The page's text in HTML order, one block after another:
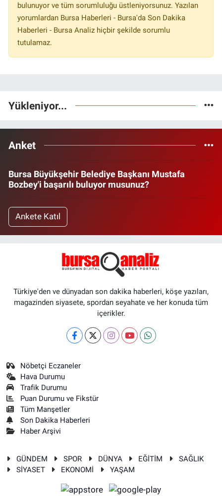
bulunuyor ve tüm sorumluluğu üstleniyorsunuz. Yazılan
yorumlardan Bursa Haberleri - Bursa'da Son Dakika
Haberleri - Bursa Analiz hiçbir şekilde sorumlu
tutulamaz.
Yükleniyor...
Anket
Bursa Büyükşehir Belediye Başkanı Mustafa
Bozbey'i başarılı buluyor musunuz?
Ankete Katıl
Türkiye'den ve dünyadan son dakika haberleri, köşe yazıları,
magazinden siyasete, spordan seyahate ve her konuda tüm
içerikler.
Nöbetçi Eczaneler
Hava Durumu
Trafik Durumu
Puan Durumu ve Fikstür
Tüm Manşetler
Son Dakika Haberleri
Haber Arşivi
GÜNDEM SPOR DÜNYA EĞİTİM
SAĞLIK
SİYASET
EKONOMİ YAŞAM